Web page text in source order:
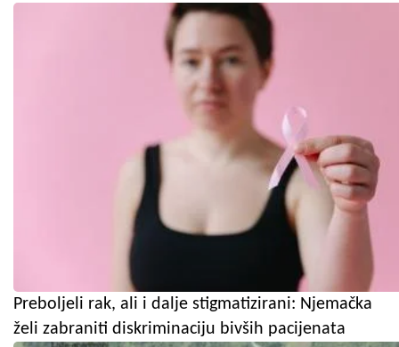
Preboljeli rak, ali i dalje stigmatizirani: Njemačka
želi zabraniti diskriminaciju bivših pacijenata